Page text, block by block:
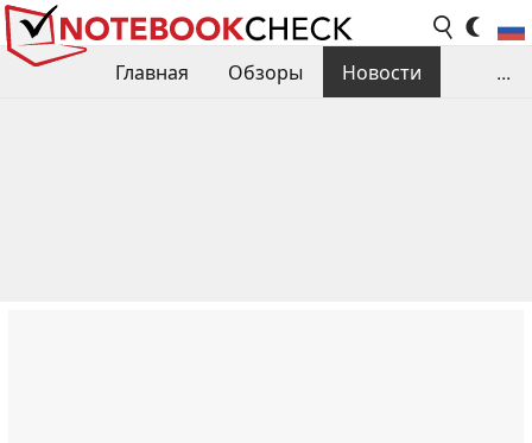
Главная Обзоры
Новости
...